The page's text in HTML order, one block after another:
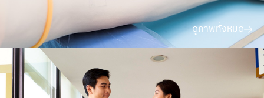
ดูภาพทั้งหมด